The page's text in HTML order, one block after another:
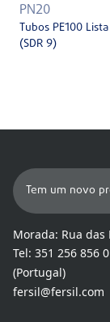
PN20
Tubos PE100
(SDR 9)
Tem um novo
Morada: Rua das
Tel: 351 256 856
(Portugal)
fersil@fersil.com